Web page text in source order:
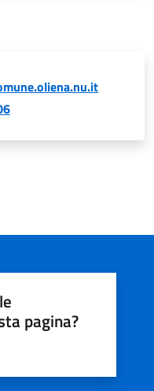
pagina?